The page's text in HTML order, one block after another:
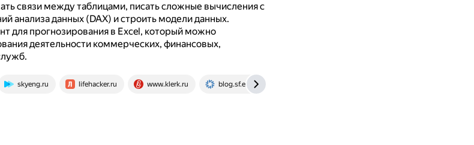
связи между таблицами, писать сложные вычисления с
анализа данных (DAX) и строить модели данных.
для прогнозирования в Excel, который можно
деятельности коммерческих, финансовых,
skyeng.ru lifehacker.ru www.klerk.ru blog.sf.education